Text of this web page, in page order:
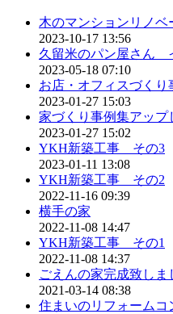
木のマンションリノベ
2023-10-17 13:56
久留米のパン屋さん
2023-05-18 07:10
お店・オフィスづくり
2023-01-27 15:03
家づくり事例集アップ
2023-01-27 15:02
YKH新築工事 その3
2023-01-11 13:08
YKH新築工事 その2
2022-11-16 09:39
横手の家
2022-11-08 14:47
YKH新築工事 その1
2022-11-08 14:37
ごえんの家完成致しま
2021-03-14 08:38
住まいのリフォームコ